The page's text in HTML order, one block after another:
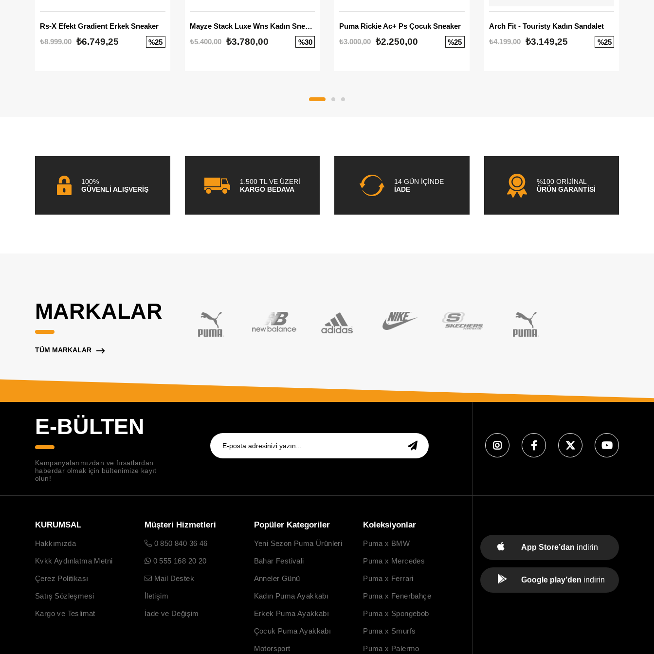
Rs-X Efekt Gradient Erkek Sneaker
₺8.999,00 ₺6.749,25 %25
Mayze Stack Luxe Wns Kadın Sneaker
₺5.400,00
₺3.780,00 %30
Puma Rickie Ac+ Ps Çocuk Sneaker
₺3.000,00 ₺2.250,00 %25
Arch Fit - Touristy Kadın Sandalet
₺4.199,00
₺3.149,25 %25
100%
GÜVENLİ ALIŞVERİŞ
1.500 TL VE ÜZERİ
KARGO BEDAVA
14 GÜN İÇİNDE
İADE
%100 ORİJİNAL
ÜRÜN GARANTİSİ
MARKALAR
TÜM MARKALAR
E-BÜLTEN
Kampanyalarımızdan ve fırsatlardan
haberdar olmak için bültenimize kayıt
olun!
KURUMSAL
Hakkımızda
Kvkk Aydınlatma Metni
Çerez Politikası
Satış Sözleşmesi
Kargo ve Teslimat
Müşteri Hizmetleri
0 850 840 36 46
0 555 168 20 20
Mail Destek
İletişim
İade ve Değişim
Popüler Kategoriler
Yeni Sezon Puma Ürünleri
Bahar Festivali
Anneler Günü
Kadın Puma Ayakkabı
Erkek Puma Ayakkabı
Çocuk Puma Ayakkabı
Motorsport
Koleksiyonlar
Puma x BMW
Puma x Mercedes
Puma x Ferrari
Puma x Fenerbahçe
Puma x Spongebob
Puma x Smurfs
Puma x Palermo
App Store’dan indirin
Google play’den indirin